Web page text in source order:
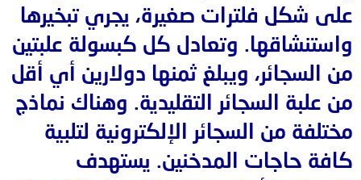
على شكل فلترات صغيرة، يجري تبخيرها
واستنشاقها. وتعادل كل كبسولة علبتين
من السجائر، ويبلغ ثمنها دولارين أي أقل
من علبة السجائر التقليدية. وهناك نماذج
مختلفة من السجائر الإلكترونية لتلبية
كافة حاجات المدخنين. يستهدف